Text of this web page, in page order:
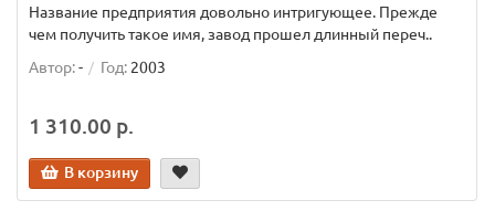
Название предприятия довольно интригующее. Прежде
чем получить такое имя, завод прошел длинный переч..
Автор:- Год: 2003
1 310.00 р.
В корзину